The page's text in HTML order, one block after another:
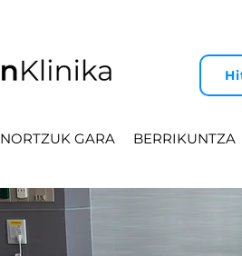
NORTZUK GARA BERRIKUNTZA